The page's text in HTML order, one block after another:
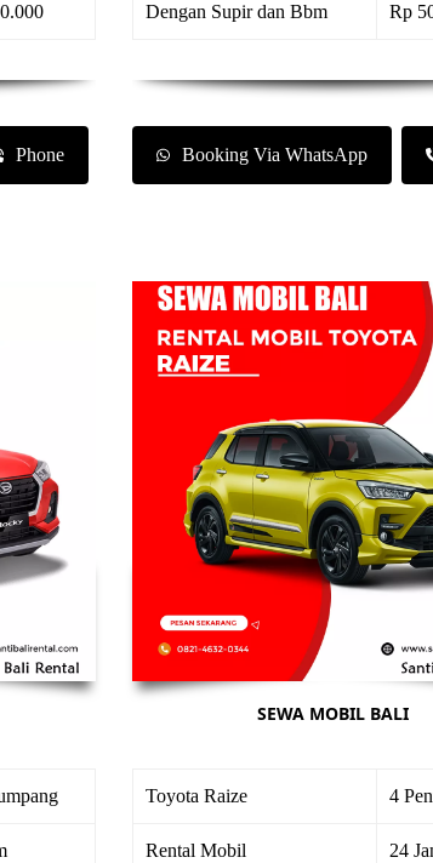
Phone
Dengan Supir dan Bbm Rp
Booking Via WhatsApp
SEWA MOBIL BALI
Toyota Raize 4
Rental Mobil 24